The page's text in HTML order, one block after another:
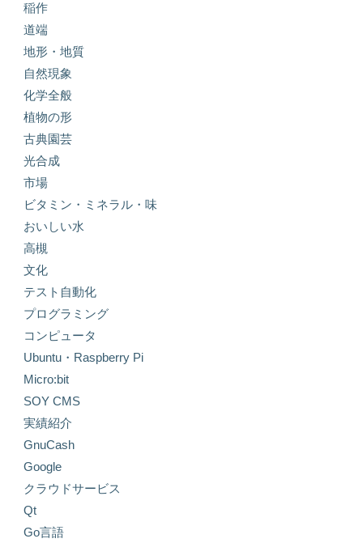
稲作
道端
地形・地質
自然現象
化学全般
植物の形
古典園芸
光合成
市場
ビタミン・ミネラル・味
おいしい水
高槻
文化
テスト自動化
プログラミング
コンピュータ
Ubuntu・Raspberry Pi
Micro:bit
SOY CMS
実績紹介
GnuCash
Google
クラウドサービス
Qt
Go言語